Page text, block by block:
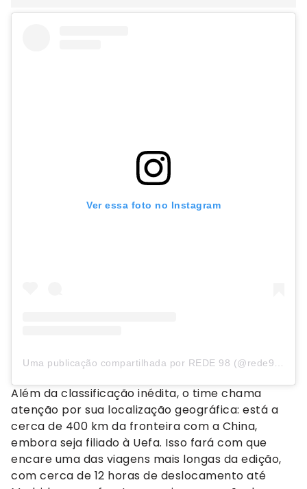
Ver essa foto no Instagram
Uma publicação compartilhada por REDE 98 (@rede98oficial)
Além da classificação inédita, o time chama
atenção por sua localização geográfica: está a
cerca de 400 km da fronteira com a China,
embora seja filiado à Uefa. Isso fará com que
encare uma das viagens mais longas da edição,
com cerca de 12 horas de deslocamento até